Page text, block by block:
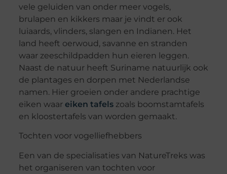
vele geluiden van onder meer vogels,
brulapen en kikkers maar je vindt er ook
luiaards, vlinders, slangen en Indianen. Het
land heeft oerwoud, savanne en stranden
waar zeeschildpadden hun eieren leggen.
Naast de natuur heeft Suriname natuurlijk ook
de plantages en dorpen met Nederlandse
namen. Hier groeien onder andere prachtige
eiken waar eiken tafelszoals boomstamtafels
en kloostertafels van worden gemaakt.
Tochten voor vogelliefhebbers
Een van de specialisaties van NatureTreks was
het organiseren van tochten voor